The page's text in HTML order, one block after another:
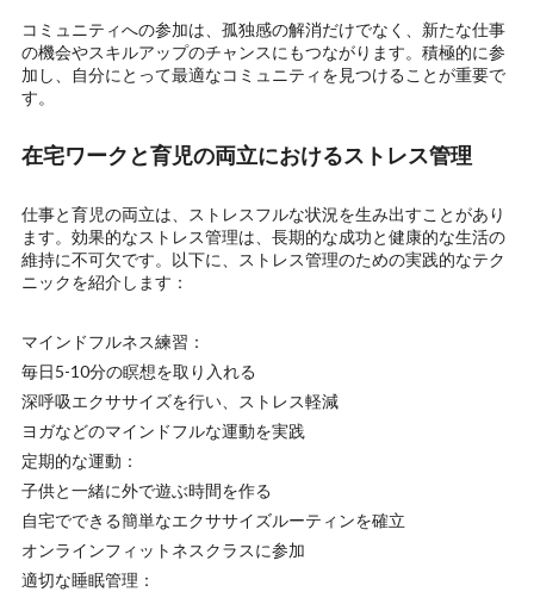
コミュニティへの参加は、孤独感の解消だけでなく、新たな仕事
の機会やスキルアップのチャンスにもつながります。積極的に参
加し、自分にとって最適なコミュニティを見つけることが重要で
す。
在宅ワークと育児の両立におけるストレス管理
仕事と育児の両立は、ストレスフルな状況を生み出すことがあり
ます。効果的なストレス管理は、長期的な成功と健康的な生活の
維持に不可欠です。以下に、ストレス管理のための実践的なテク
ニックを紹介します：
マインドフルネス練習：
毎日5-10分の瞑想を取り入れる
深呼吸エクササイズを行い、ストレス軽減
ヨガなどのマインドフルな運動を実践
定期的な運動：
子供と一緒に外で遊ぶ時間を作る
自宅でできる簡単なエクササイズルーティンを確立
オンラインフィットネスクラスに参加
適切な睡眠管理：